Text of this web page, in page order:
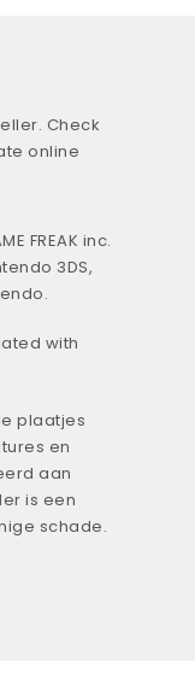
Check
online
FREAK inc.
3DS,
with
plaatjes
en
aan
is een
schade.